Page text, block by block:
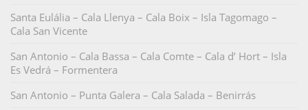
Santa Eulália – Cala Llenya – Cala Boix – Isla Tagomago –
Cala San Vicente
San Antonio – Cala Bassa – Cala Comte – Cala d’ Hort – Isla
Es Vedrá – Formentera
San Antonio – Punta Galera – Cala Salada – Benirrás